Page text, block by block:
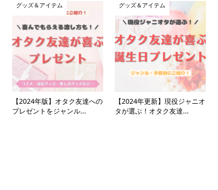
グッズ＆アイテム
【2024年版】オタク友達への
プレゼントをジャンル...
グッズ＆アイテム
【2024年更新】現役ジャニオ
タが選ぶ！オタク友達...